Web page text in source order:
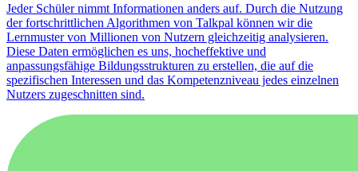
Jeder Schüler nimmt Informationen anders auf. Durch die Nutzung
der fortschrittlichen Algorithmen von Talkpal können wir die
Lernmuster von Millionen von Nutzern gleichzeitig analysieren.
Diese Daten ermöglichen es uns, hocheffektive und
anpassungsfähige Bildungsstrukturen zu erstellen, die auf die
spezifischen Interessen und das Kompetenzniveau jedes einzelnen
Nutzers zugeschnitten sind.